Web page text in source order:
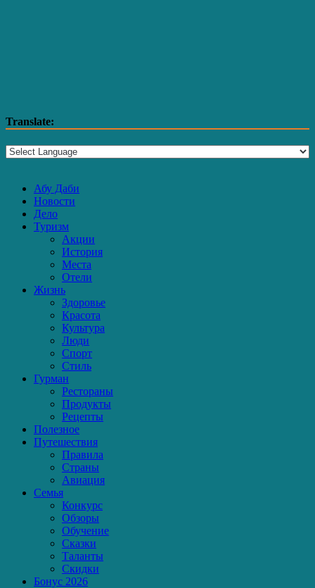
Translate:
Абу Даби
Новости
Дело
Туризм
Акции
История
Места
Отели
Жизнь
Здоровье
Красота
Культура
Люди
Спорт
Стиль
Гурман
Рестораны
Продукты
Рецепты
Полезное
Путешествия
Правила
Страны
Авиация
Семья
Конкурс
Обзоры
Обучение
Сказки
Таланты
Скидки
Бонус 2026